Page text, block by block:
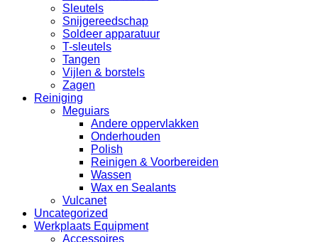
Sleutels
Snijgereedschap
Soldeer apparatuur
T-sleutels
Tangen
Vijlen & borstels
Zagen
Reiniging
Meguiars
Andere oppervlakken
Onderhouden
Polish
Reinigen & Voorbereiden
Wassen
Wax en Sealants
Vulcanet
Uncategorized
Werkplaats Equipment
Accessoires